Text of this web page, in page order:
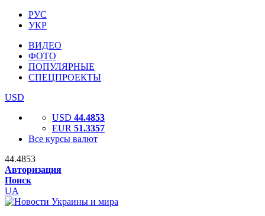
РУС
УКР
ВИДЕО
ФОТО
ПОПУЛЯРНЫЕ
СПЕЦПРОЕКТЫ
USD
USD 44.4853
EUR 51.3357
Все курсы валют
44.4853
Авторизация
Поиск
UA